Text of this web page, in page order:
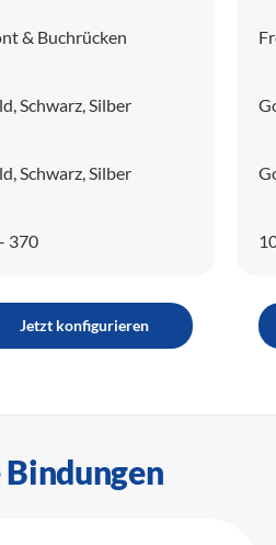
& Buchrücken
Schwarz, Silber
Schwarz, Silber
370
Jetzt konfigurieren
Bindungen